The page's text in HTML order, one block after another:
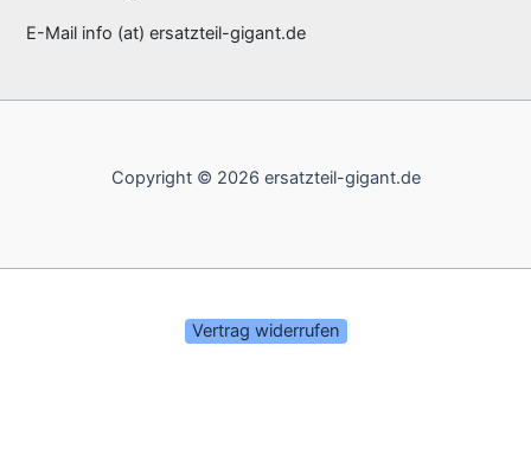
E-Mail info (at) ersatzteil-gigant.de
Copyright © 2026 ersatzteil-gigant.de
Vertrag widerrufen